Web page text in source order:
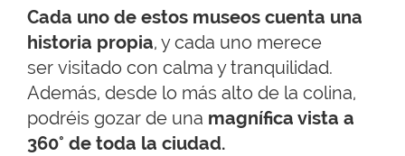
Cada uno de estos museos cuenta una
historia propia, y cada uno merece
ser visitado con calma y tranquilidad.
Además, desde lo más alto de la colina,
podréis gozar de una magnífica vista a
360° de toda la ciudad.